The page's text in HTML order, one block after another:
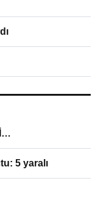
5 yaralı